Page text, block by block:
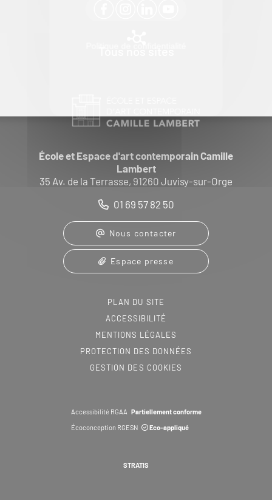
École et Espace d'art contemporain Camille
Lambert
35 Av. de la Terrasse, 91260 Juvisy-sur-Orge
01 69 57 82 50
Nous contacter
Espace presse
PLAN DU SITE
ACCESSIBILITÉ
MENTIONS LÉGALES
PROTECTION DES DONNÉES
GESTION DES COOKIES
Accessibilité RGAA Partiellement conforme
Écoconception RGESN
Eco-appliqué
STRATIS